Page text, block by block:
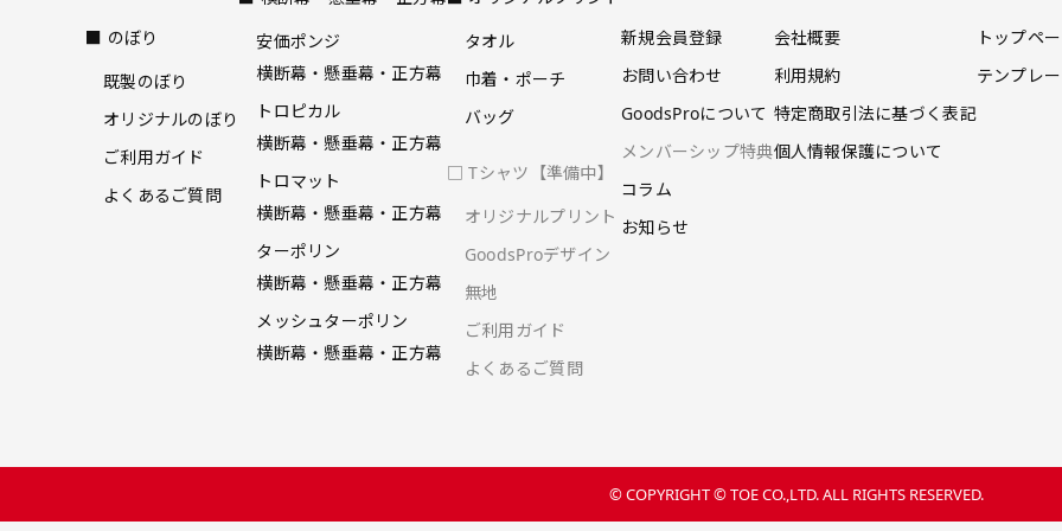
■ のぼり
既製のぼり
オリジナルのぼり
ご利用ガイド
よくあるご質問
安価ポンジ
横断幕・懸垂幕・正方幕
トロピカル
横断幕・懸垂幕・正方幕
トロマット
横断幕・懸垂幕・正方幕
ターポリン
横断幕・懸垂幕・正方幕
メッシュターポリン
横断幕・懸垂幕・正方幕
タオル
巾着・ポーチ
バッグ
□ Tシャツ【準備中】
オリジナルプリント
GoodsProデザイン
無地
ご利用ガイド
よくあるご質問
新規会員登録
お問い合わせ
GoodsProについて
メンバーシップ特典
コラム
お知らせ
会社概要
利用規約
特定商取引法に基づく表記
個人情報保護について
トップペ
テンプレ
© COPYRIGHT © TOE CO.,LTD. ALL RIGHTS RESERVED.